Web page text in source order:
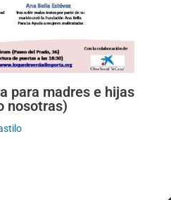
para madres e hijas
nosotras)